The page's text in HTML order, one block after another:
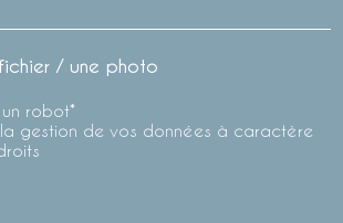
/ une photo
robot*
la gestion de vos données à caractère